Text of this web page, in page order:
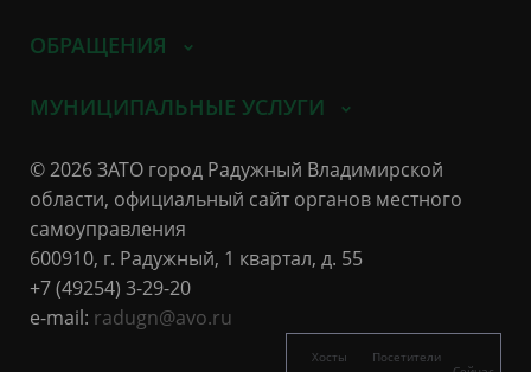
ОБРАЩЕНИЯ
МУНИЦИПАЛЬНЫЕ УСЛУГИ
© 2026 ЗАТО город Радужный Владимирской
области, официальный сайт органов местного
самоуправления
600910, г. Радужный, 1 квартал, д. 55
+7 (49254) 3-29-20
e-mail: radugn@avo.ru
Хосты
Посетители